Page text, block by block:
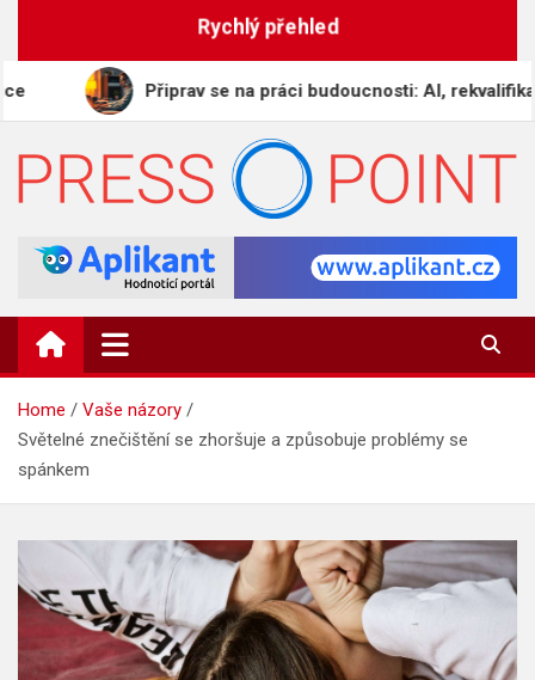
Rychlý přehled
Připrav se na práci budoucnosti: AI, rekvalifikace a
PRESS-POINT.CZ
Home
Vaše názory
Světelné znečištění se zhoršuje a způsobuje problémy se
spánkem